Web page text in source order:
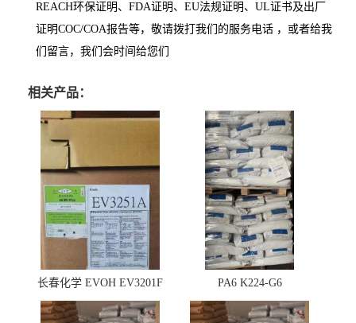
REACH环保证明、FDA证明、EU法规证明、UL证书及出厂
证明COC/COA报告等，敬请拨打我们的服务电话 ，或者给我
们留言，我们会时间给您们
相关产品：
长春化学 EVOH EV3201F PA6 K224-G6